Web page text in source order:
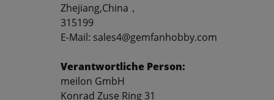
Zhejiang,China，
315199
E-Mail: sales4@gemfanhobby.com
Verantwortliche Person:
meilon GmbH
Konrad Zuse Ring 31